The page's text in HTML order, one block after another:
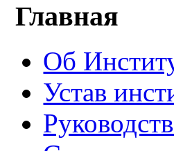
Главная
Об
Устав